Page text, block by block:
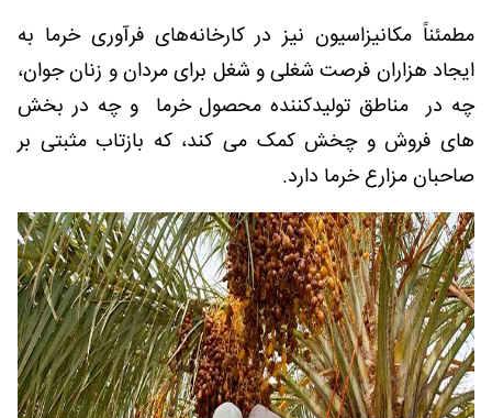
مطمئناً مکانیزاسیون نیز در کارخانه‌های فرآوری خرما به
ایجاد هزاران فرصت شغلی و شغل برای مردان و زنان جوان،
چه در مناطق تولیدکننده محصول خرما و چه در بخش
های فروش و چخش کمک می کند، که بازتاب مثبتی بر
صاحبان مزارع خرما دارد.